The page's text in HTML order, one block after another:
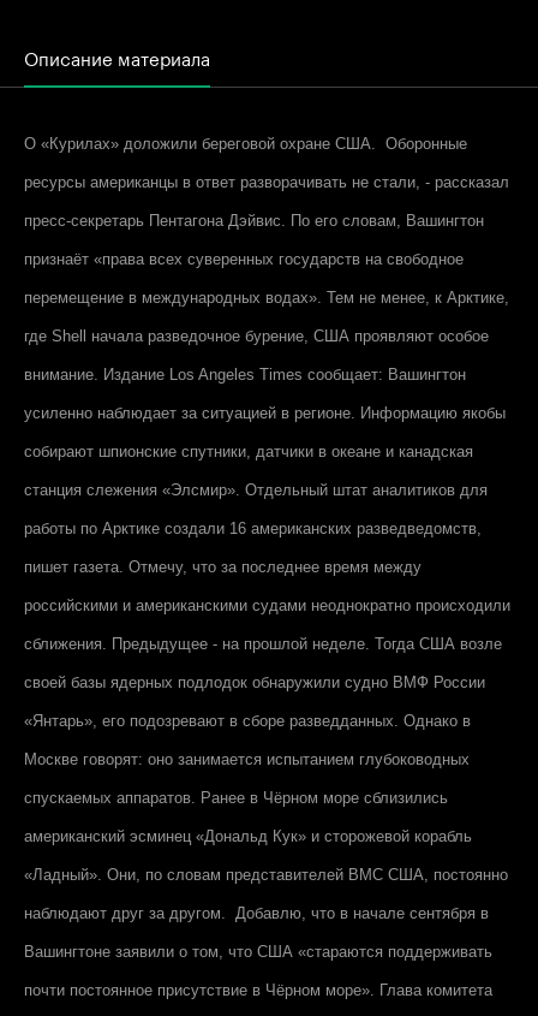
Описание материала
О «Курилах» доложили береговой охране США. Оборонные
ресурсы американцы в ответ разворачивать не стали, - рассказал
пресс-секретарь Пентагона Дэйвис. По его словам, Вашингтон
признаёт «права всех суверенных государств на свободное
перемещение в международных водах». Тем не менее, к Арктике,
где Shell начала разведочное бурение, США проявляют особое
внимание. Издание Los Angeles Times сообщает: Вашингтон
усиленно наблюдает за ситуацией в регионе. Информацию якобы
собирают шпионские спутники, датчики в океане и канадская
станция слежения «Элсмир». Отдельный штат аналитиков для
работы по Арктике создали 16 американских разведведомств,
пишет газета. Отмечу, что за последнее время между
российскими и американскими судами неоднократно происходили
сближения. Предыдущее - на прошлой неделе. Тогда США возле
своей базы ядерных подлодок обнаружили судно ВМФ России
«Янтарь», его подозревают в сборе разведданных. Однако в
Москве говорят: оно занимается испытанием глубоководных
спускаемых аппаратов. Ранее в Чёрном море сблизились
американский эсминец «Дональд Кук» и сторожевой корабль
«Ладный». Они, по словам представителей ВМС США, постоянно
наблюдают друг за другом. Добавлю, что в начале сентября в
Вашингтоне заявили о том, что США «стараются поддерживать
почти постоянное присутствие в Чёрном море». Глава комитета